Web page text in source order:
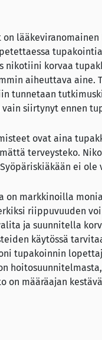
lääkeviranomainen
nikotiini korvaa
aiheuttava aine.
tunnetaan
siirtynyt ennen
ovat aina
terveysteko.
ei ole
on markkinoilla
riippuvuuden
ja suunnitella
käytössä
tupakoinnin
määräajan